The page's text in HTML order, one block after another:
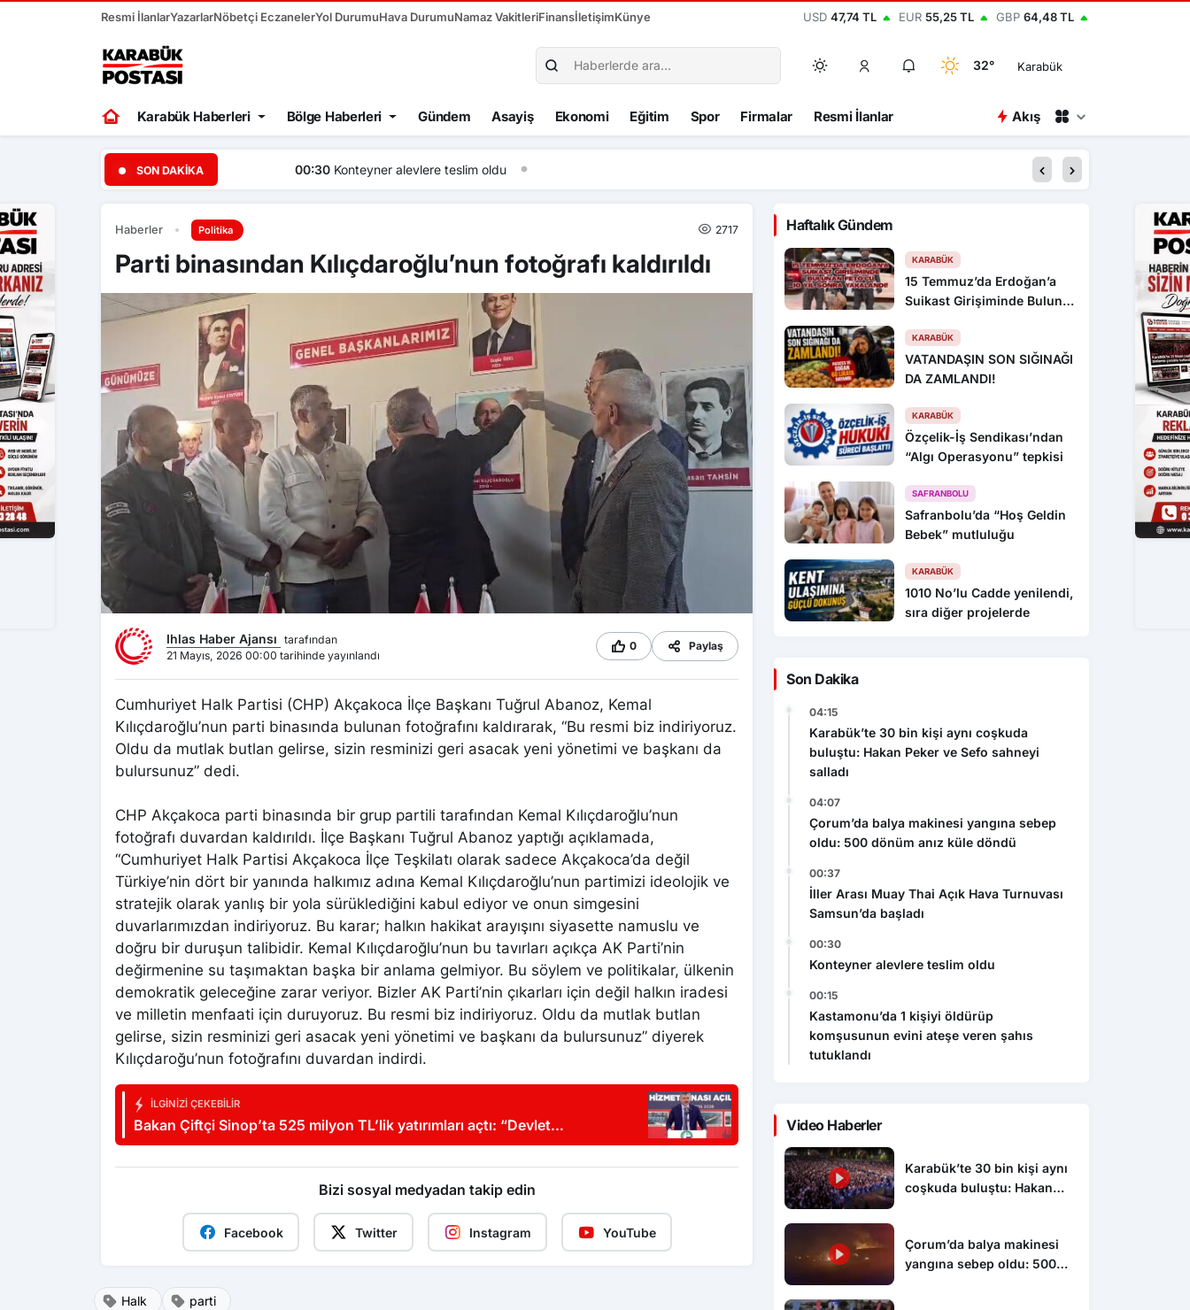
Resmi İlanlarYazarlarNöbetçi EczanelerYol DurumuHava DurumuNamaz VakitleriFinansİletişimKünye USD 47,74 TL EUR 55,25 TL GBP 64,48 TL
32° Karabük
Karabük Haberleri Bölge Haberleri Gündem Asayiş Ekonomi Eğitim Spor Firmalar Resmi İlanlar Akış
SON DAKIKA Konteyner alevlere teslim oldu 00:15 Kastamonu’da 1
Haberler Politika 2717
Parti binasından Kılıçdaroğlu’nun fotoğrafı kaldırıldı
Ihlas Haber Ajansı tarafından
21 Mayıs, 2026 00:00 tarihinde yayınlandı
0 Paylaş
Cumhuriyet Halk Partisi (CHP) Akçakoca İlçe Başkanı Tuğrul Abanoz, Kemal
Kılıçdaroğlu’nun parti binasında bulunan fotoğrafını kaldırarak, “Bu resmi biz indiriyoruz.
Oldu da mutlak butlan gelirse, sizin resminizi geri asacak yeni yönetimi ve başkanı da
bulursunuz” dedi.
CHP Akçakoca parti binasında bir grup partili tarafından Kemal Kılıçdaroğlu’nun
fotoğrafı duvardan kaldırıldı. İlçe Başkanı Tuğrul Abanoz yaptığı açıklamada,
“Cumhuriyet Halk Partisi Akçakoca İlçe Teşkilatı olarak sadece Akçakoca’da değil
Türkiye’nin dört bir yanında halkımız adına Kemal Kılıçdaroğlu’nun partimizi ideolojik ve
stratejik olarak yanlış bir yola sürüklediğini kabul ediyor ve onun simgesini
duvarlarımızdan indiriyoruz. Bu karar; halkın hakikat arayışını siyasette namuslu ve
doğru bir duruşun talibidir. Kemal Kılıçdaroğlu’nun bu tavırları açıkça AK Parti’nin
değirmenine su taşımaktan başka bir anlama gelmiyor. Bu söylem ve politikalar, ülkenin
demokratik geleceğine zarar veriyor. Bizler AK Parti’nin çıkarları için değil halkın iradesi
ve milletin menfaati için duruyoruz. Bu resmi biz indiriyoruz. Oldu da mutlak butlan
gelirse, sizin resminizi geri asacak yeni yönetimi ve başkanı da bulursunuz” diyerek
Kılıçdaroğu’nun fotoğrafını duvardan indirdi.
İLGINIZI ÇEKEBILIR
Bakan Çiftçi Sinop’ta 525 milyon TL’lik yatırımları açtı: “Devlet
vatandaşına daha hızlı ulaşacak”
Bizi sosyal medyadan takip edin
Facebook Twitter Instagram YouTube
Halk parti
Haftalık Gündem
KARABÜK
15 Temmuz’da Erdoğan’a
Suikast Girişiminde Bulunan
Yakalandı!
KARABÜK
VATANDAŞIN SON SIĞINAĞI
DA ZAMLANDI!
KARABÜK
Özçelik-İş Sendikası’ndan
“Algı Operasyonu” tepkisi
SAFRANBOLU
Safranbolu’da “Hoş Geldin
Bebek” mutluluğu
KARABÜK
1010 No’lu Cadde yenilendi,
sıra diğer projelerde
Son Dakika
04:15
Karabük’te 30 bin kişi aynı coşkuda
buluştu: Hakan Peker ve Sefo sahneyi
salladı
04:07
Çorum’da balya makinesi yangına sebep
oldu: 500 dönüm anız küle döndü
00:37
İller Arası Muay Thai Açık Hava Turnuvası
Samsun’da başladı
00:30
Konteyner alevlere teslim oldu
00:15
Kastamonu’da 1 kişiyi öldürüp
komşusunun evini ateşe veren şahıs
tutuklandı
Video Haberler
Karabük’te 30 bin kişi aynı
coşkuda buluştu: Hakan
Çorum’da balya makinesi
yangına sebep oldu: 500